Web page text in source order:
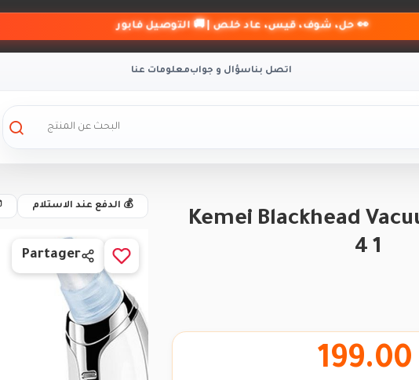
👀 حل، شوف، قيس، عاد خلص | 🚚 التوصيل فابور
معلومات عناسؤال و جواباتصل بنا
💰 الدفع عند الاستلام
Partager
Kemei Blackhead
4 1
199.00